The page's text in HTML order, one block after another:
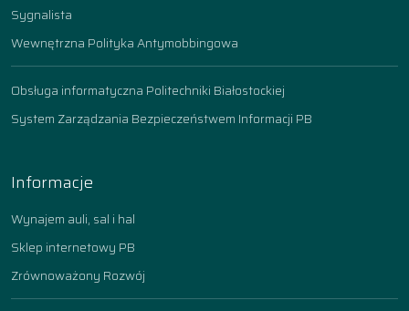
Sygnalista
Wewnętrzna Polityka Antymobbingowa
Obsługa informatyczna Politechniki Białostockiej
System Zarządzania Bezpieczeństwem Informacji PB
Informacje
Wynajem auli, sal i hal
Sklep internetowy PB
Zrównoważony Rozwój